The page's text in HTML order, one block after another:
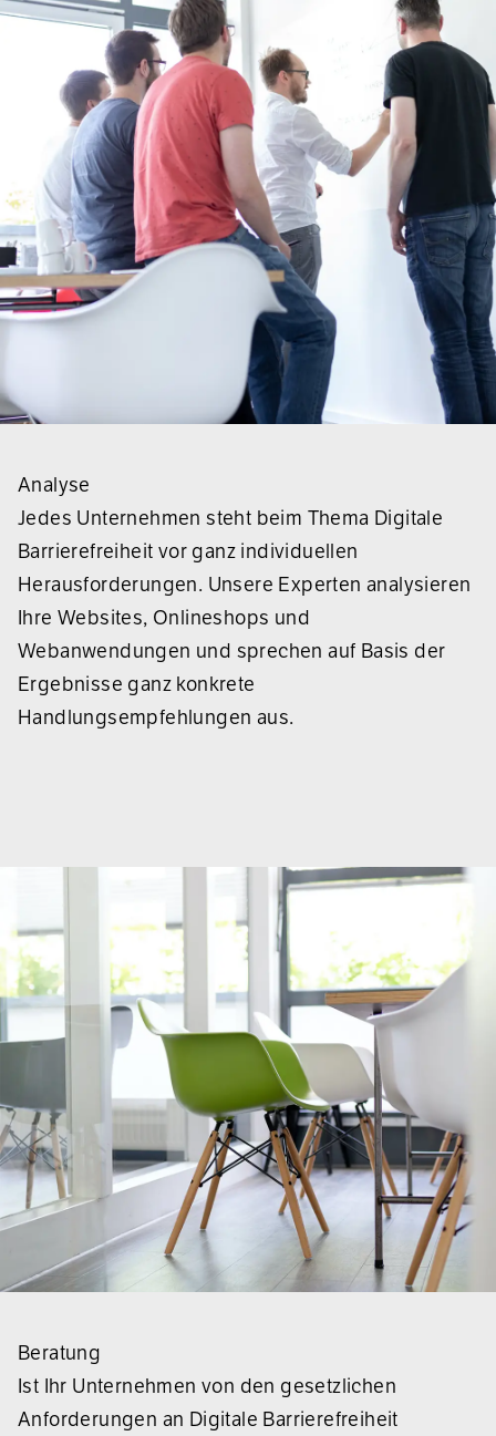
Analyse
Jedes Unternehmen steht beim Thema Digitale
Barrierefreiheit vor ganz individuellen
Herausforderungen. Unsere Experten analysieren
Ihre Websites, Onlineshops und
Webanwendungen und sprechen auf Basis der
Ergebnisse ganz konkrete
Handlungsempfehlungen aus.
Beratung
Ist Ihr Unternehmen von den gesetzlichen
Anforderungen an Digitale Barrierefreiheit